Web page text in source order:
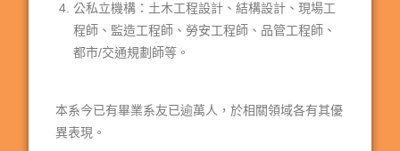
公私立機構：土木工程設計、結構設計、現場工
程師、監造工程師、勞安工程師、品管工程師、
都市/交通規劃師等。
本系今已有畢業系友已逾萬人，於相關領域各有其優
異表現。